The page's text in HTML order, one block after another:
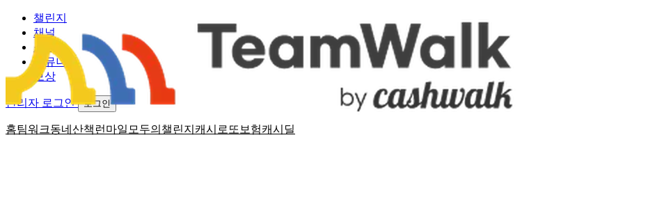
홈팀워크동네산책 런마일 모두의챌린지 캐시로또 보험캐시딜
챌린지
채널
소식
커뮤니티
보상
관리자 로그인 로그인